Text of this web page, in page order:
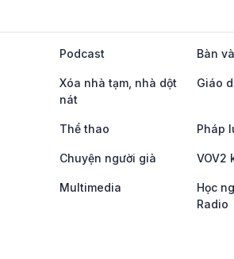
Podcast Bàn
Xóa nhà tạm, nhà dột
nát
Giáo
Thể thao Pháp
Chuyện người già VOV2
Multimedia
Học
Radio